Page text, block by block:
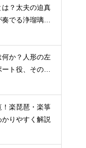
？太夫の迫真
でる浄瑠璃の
か？人形の左
ト役、その役
楽琵琶・楽箏
りやすく解説